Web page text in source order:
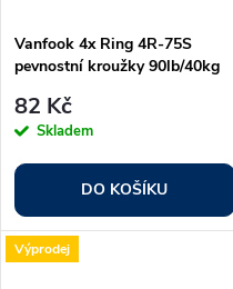
Vanfook 4x Ring 4R-75S
pevnostní kroužky 90lb/40kg
82 Kč
Skladem
DO KOŠÍKU
Výprodej